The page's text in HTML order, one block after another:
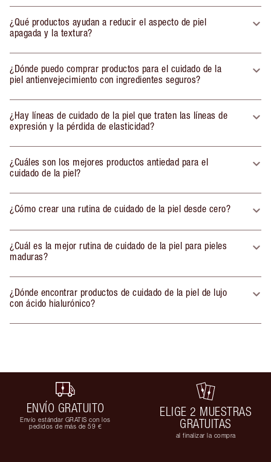
¿Qué productos ayudan a reducir el aspecto de piel
apagada y la textura?
¿Dónde puedo comprar productos para el cuidado de la
piel antienvejecimiento con ingredientes seguros?
¿Hay líneas de cuidado de la piel que traten las líneas de
expresión y la pérdida de elasticidad?
¿Cuáles son los mejores productos antiedad para el
cuidado de la piel?
¿Cómo crear una rutina de cuidado de la piel desde cero?
¿Cuál es la mejor rutina de cuidado de la piel para pieles
maduras?
¿Dónde encontrar productos de cuidado de la piel de lujo
con ácido hialurónico?
ENVÍO GRATUITO
Envío estándar GRATIS con los
pedidos de más de 59 €
ELIGE 2 MUESTRAS
GRATUITAS
al finalizar la compra